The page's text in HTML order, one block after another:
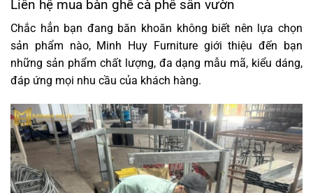
Liên hệ mua bàn ghế cà phê sân vườn
Chắc hẳn bạn đang băn khoăn không biết nên lựa chọn
sản phẩm nào, Minh Huy Furniture giới thiệu đến bạn
những sản phẩm chất lượng, đa dạng mẫu mã, kiểu dáng,
đáp ứng mọi nhu cầu của khách hàng.